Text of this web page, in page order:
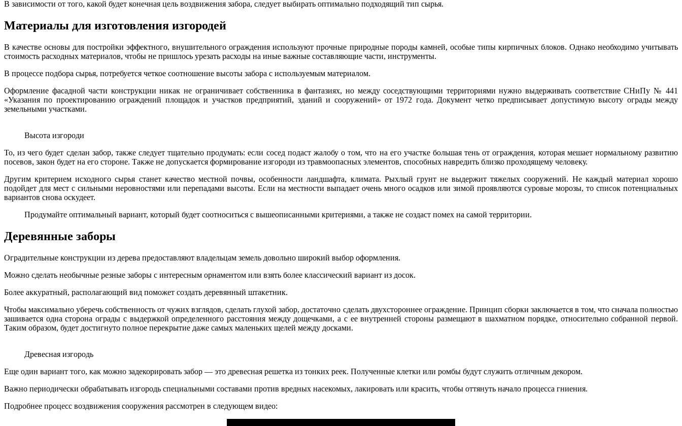
В зависимости от того, какой будет конечная цель воздвижения забора, следует выбирать оптимально подходящий тип сырья.
Материалы для изготовления изгородей
В качестве основы для постройки эффектного, внушительного ограждения используют прочные природные породы камней, особые типы кирпичных блоков. Однако необходимо учитывать
стоимость расходных материалов, чтобы не пришлось урезать расходы на иные важные составляющие части, инструменты.
В процессе подбора сырья, потребуется четкое соотношение высоты забора с используемым материалом.
Оформление фасадной части конструкции никак не ограничивает собственника в фантазиях, но между соседствующими территориями нужно выдерживать соответствие СНиПу № 441
«Указания по проектированию ограждений площадок и участков предприятий, зданий и сооружений» от 1972 года. Документ четко предписывает допустимую высоту ограды между
земельными участками.
Высота изгороди
То, из чего будет сделан забор, также следует тщательно продумать: если сосед подаст жалобу о том, что на его участке большая тень от ограждения, которая мешает нормальному развитию
посевов, закон будет на его стороне. Также не допускается формирование изгороди из травмоопасных элементов, способных навредить близко проходящему человеку.
Другим критерием исходного сырья станет качество местной почвы, особенности ландшафта, климата. Рыхлый грунт не выдержит тяжелых сооружений. Не каждый материал хорошо
подойдет для мест с сильными неровностями или перепадами высоты. Если на местности выпадает очень много осадков или зимой проявляются суровые морозы, то список потенциальных
вариантов снова оскудеет.
Продумайте оптимальный вариант, который будет соотноситься с вышеописанными критериями, а также не создаст помех на самой территории.
Деревянные заборы
Оградительные конструкции из дерева предоставляют владельцам земель довольно широкий выбор оформления.
Можно сделать необычные резные заборы с интересным орнаментом или взять более классический вариант из досок.
Более аккуратный, располагающий вид поможет создать деревянный штакетник.
Чтобы максимально уберечь собственность от чужих взглядов, сделать глухой забор, достаточно сделать двухстороннее ограждение. Принцип сборки заключается в том, что сначала полностью
зашивается одна сторона ограды с выдержкой определенного расстояния между дощечками, а с ее внутренней стороны размещают в шахматном порядке, относительно собранной первой.
Таким образом, будет достигнуто полное перекрытие даже самых маленьких щелей между досками.
Древесная изгородь
Еще один вариант того, как можно задекорировать забор — это древесная решетка из тонких реек. Полученные клетки или ромбы будут служить отличным декором.
Важно периодически обрабатывать изгородь специальными составами против вредных насекомых, лакировать или красить, чтобы оттянуть начало процесса гниения.
Подробнее процесс воздвижения сооружения рассмотрен в следующем видео: